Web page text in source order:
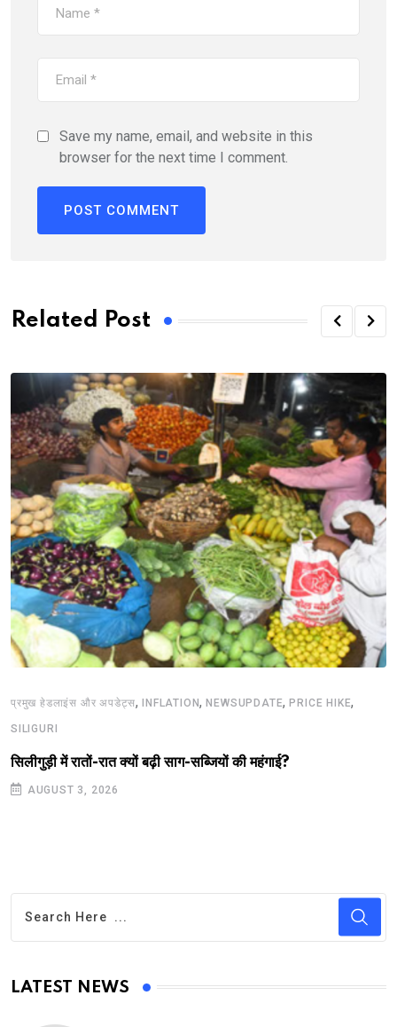
Save my name, email, and website in this
browser for the next time I comment.
Related Post
प्रमुख हेडलाइंस और अपडेट्स,INFLATION,NEWSUPDATE,PRICE HIKE,
SILIGURI
सिलीगुड़ी में रातों-रात क्यों बढ़ी साग-सब्जियों की महंगाई?
AUGUST 3, 2026
LATEST NEWS